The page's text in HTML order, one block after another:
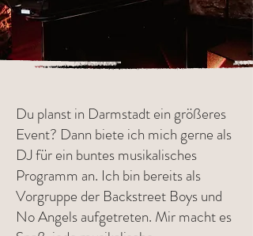
Du planst in Darmstadt ein größeres
Event? Dann biete ich mich gerne als
DJ für ein buntes musikalisches
Programm an. Ich bin bereits als
Vorgruppe der Backstreet Boys und
No Angels aufgetreten. Mir macht es